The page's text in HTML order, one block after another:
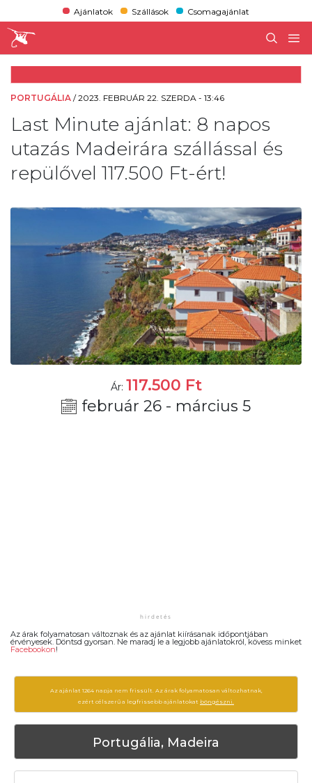
Ajánlatok Szállások Csomagajánlat
PORTUGÁLIA /2023. FEBRUÁR 22. SZERDA - 13:46
Last Minute ajánlat: 8 napos
utazás Madeirára szállással és
repülővel 117.500 Ft-ért!
Ár: 117.500 Ft
február 26 - március 5
Az árak folyamatosan változnak és az ajánlat kiírásanak időpontjában
érvényesek. Döntsd gyorsan. Ne maradj le a legjobb ajánlatokról, kövess minket
Facebookon!
Az ajánlat 1264 napja nem frissült. Az árak folyamatosan változhatnak,
ezért célszerű a legfrissebb ajánlatokat böngészni.
Portugália, Madeira